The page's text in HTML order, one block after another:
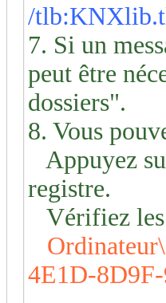
/
7. Si un
peut être
dossiers".
8. Vous
Appuyez
registre.
Vérifiez les
4E1D-